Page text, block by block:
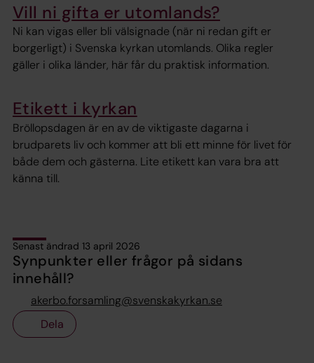
Vill ni gifta er utomlands?
Ni kan vigas eller bli välsignade (när ni redan gift er
borgerligt) i Svenska kyrkan utomlands. Olika regler
gäller i olika länder, här får du praktisk information.
Etikett i kyrkan
Bröllopsdagen är en av de viktigaste dagarna i
brudparets liv och kommer att bli ett minne för livet för
både dem och gästerna. Lite etikett kan vara bra att
känna till.
Senast ändrad 13 april 2026
Synpunkter eller frågor på sidans
innehåll?
akerbo.forsamling@svenskakyrkan.se
Dela